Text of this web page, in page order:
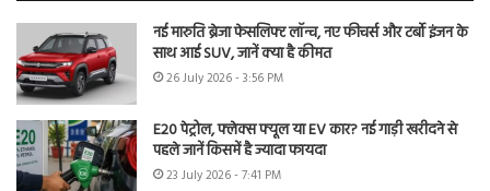
नई मारुति ब्रेजा फेसलिफ्ट लॉन्च, नए फीचर्स और टर्बो इंजन के
साथ आई SUV, जानें क्या है कीमत
26 July 2026 - 3:56 PM
E20 पेट्रोल, फ्लेक्स फ्यूल या EV कार? नई गाड़ी खरीदने से
पहले जानें किसमें है ज्यादा फायदा
23 July 2026 - 7:41 PM